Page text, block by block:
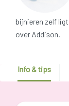
bijnieren zelf
over Addison.
Info & tips